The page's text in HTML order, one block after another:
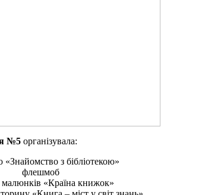
№5 організувала:
«Знайомство з бібліотекою»
флешмоб
малюнків «Країна книжок»